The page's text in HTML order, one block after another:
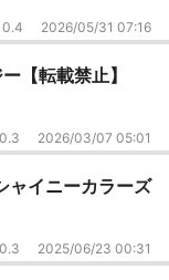
0.4 2026/05/31 07:16
【転載禁止】
0.3 2026/03/07 05:01
ャイニーカラーズ
0.3 2025/06/23 00:31